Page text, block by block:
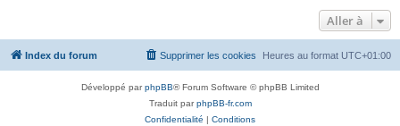
Aller à
Index du forum Heures au format UTC+01:00
Supprimer les cookies
Développé parphpBB® Forum Software © phpBB Limited
Traduit parphpBB-fr.com
Confidentialité | Conditions